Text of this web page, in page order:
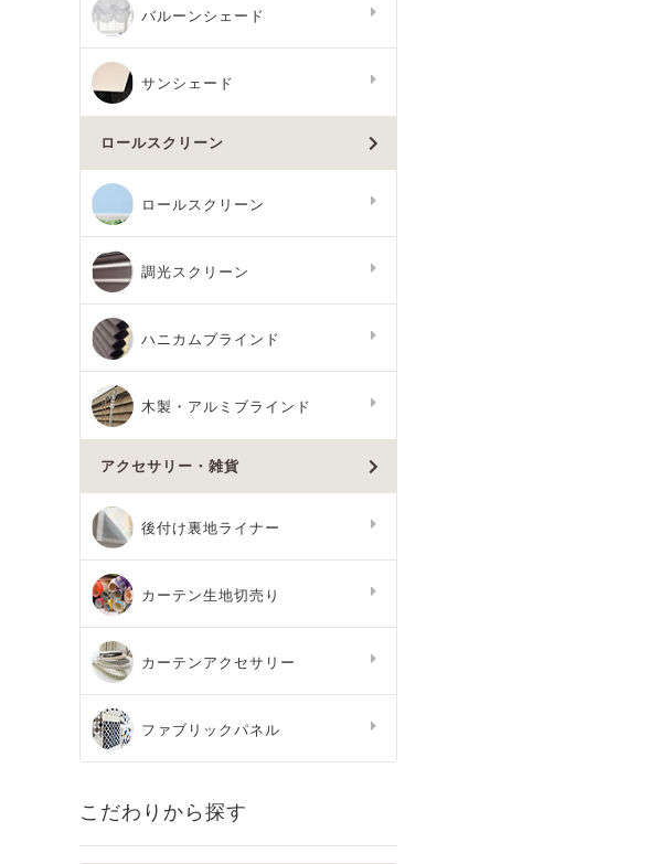
バルーンシェード
サンシェード
ロールスクリーン
ロールスクリーン
調光スクリーン
ハニカムブラインド
木製・アルミブラインド
アクセサリー・雑貨
後付け裏地ライナー
カーテン生地切売り
カーテンアクセサリー
ファブリックパネル
こだわりから探す